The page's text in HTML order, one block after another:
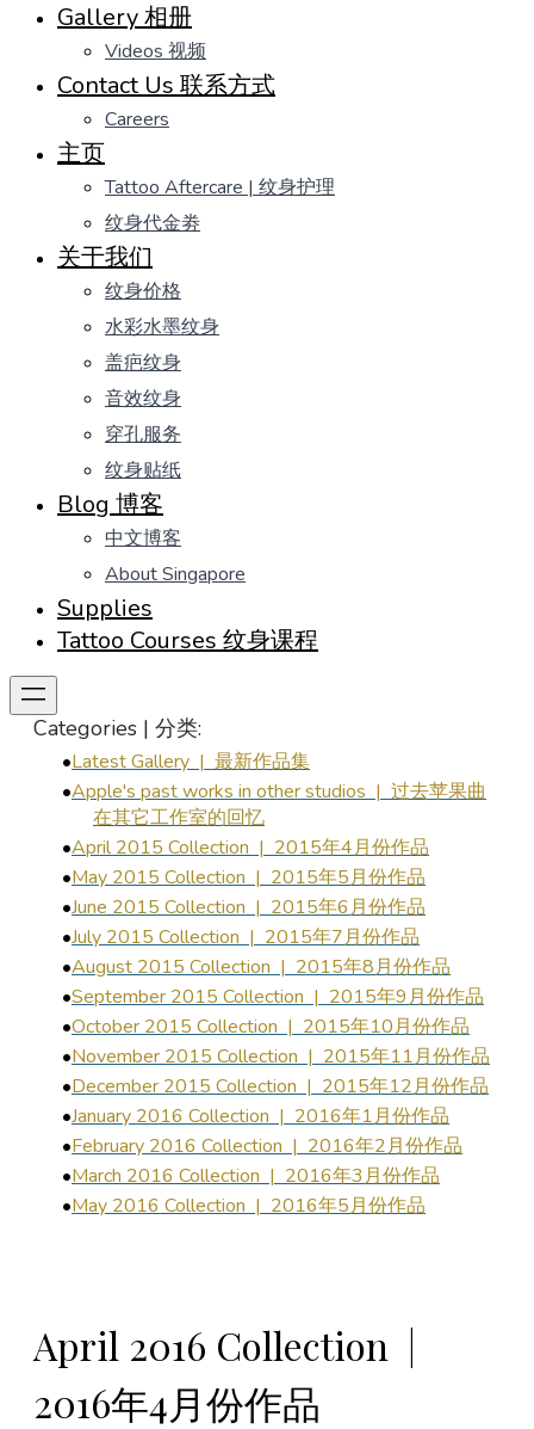
Gallery 相册
Videos 视频
Contact Us 联系方式
Careers
主页
Tattoo Aftercare | 纹身护理
纹身代金劵
关于我们
纹身价格
水彩水墨纹身
盖疤纹身
音效纹身
穿孔服务
纹身贴纸
Blog 博客
中文博客
About Singapore
Supplies
Tattoo Courses 纹身课程
Categories | 分类:
Latest Gallery | 最新作品集
Apple's past works in other studios | 过去苹果曲
在其它工作室的回忆
April 2015 Collection | 2015年4月份作品
May 2015 Collection | 2015年5月份作品
June 2015 Collection | 2015年6月份作品
July 2015 Collection | 2015年7月份作品
August 2015 Collection | 2015年8月份作品
September 2015 Collection | 2015年9月份作品
October 2015 Collection | 2015年10月份作品
November 2015 Collection | 2015年11月份作品
December 2015 Collection | 2015年12月份作品
January 2016 Collection | 2016年1月份作品
February 2016 Collection | 2016年2月份作品
March 2016 Collection | 2016年3月份作品
May 2016 Collection | 2016年5月份作品
April 2016 Collection |
2016年4月份作品